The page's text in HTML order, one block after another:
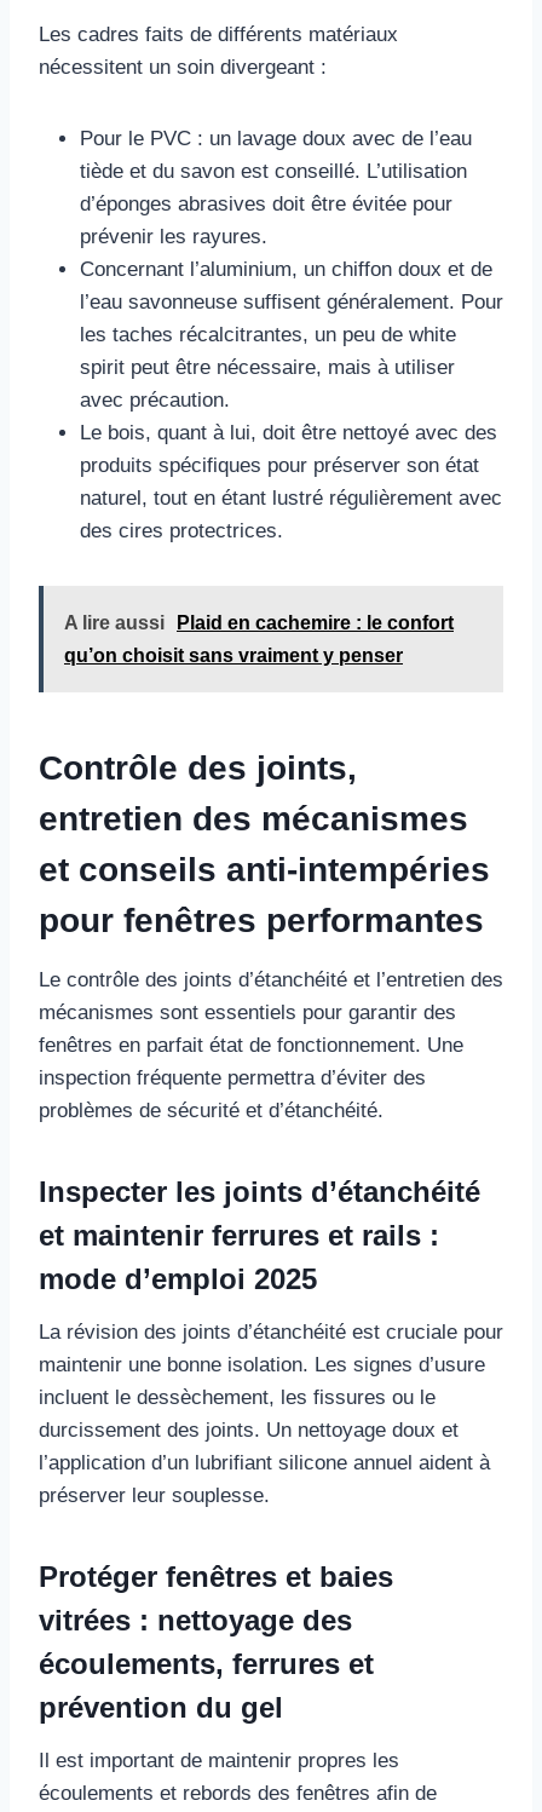
Les cadres faits de différents matériaux
nécessitent un soin divergeant :
Pour le PVC : un lavage doux avec de l’eau
tiède et du savon est conseillé. L’utilisation
d’éponges abrasives doit être évitée pour
prévenir les rayures.
Concernant l’aluminium, un chiffon doux et de
l’eau savonneuse suffisent généralement. Pour
les taches récalcitrantes, un peu de white
spirit peut être nécessaire, mais à utiliser
avec précaution.
Le bois, quant à lui, doit être nettoyé avec des
produits spécifiques pour préserver son état
naturel, tout en étant lustré régulièrement avec
des cires protectrices.
A lire aussi
Plaid en cachemire : le confort
qu’on choisit sans vraiment y penser
Contrôle des joints,
entretien des mécanismes
et conseils anti-intempéries
pour fenêtres performantes
Le contrôle des joints d’étanchéité et l’entretien des
mécanismes sont essentiels pour garantir des
fenêtres en parfait état de fonctionnement. Une
inspection fréquente permettra d’éviter des
problèmes de sécurité et d’étanchéité.
Inspecter les joints d’étanchéité
et maintenir ferrures et rails :
mode d’emploi 2025
La révision des joints d’étanchéité est cruciale pour
maintenir une bonne isolation. Les signes d’usure
incluent le dessèchement, les fissures ou le
durcissement des joints. Un nettoyage doux et
l’application d’un lubrifiant silicone annuel aident à
préserver leur souplesse.
Protéger fenêtres et baies
vitrées : nettoyage des
écoulements, ferrures et
prévention du gel
Il est important de maintenir propres les
écoulements et rebords des fenêtres afin de